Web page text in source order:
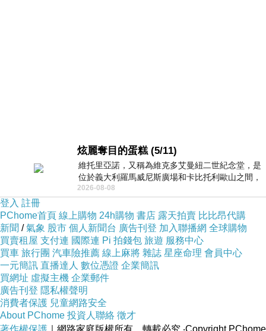
炫麗奪目的蛋糕 (5/11)
維托里亞諾，又稱為維克多艾曼紐二世紀念堂，是
位於義大利羅馬威尼斯廣場和卡比托利歐山之間，
用以紀念統一義大利統一後的的第一位國
2026-08-08
登入 註冊
PChome首頁 線上購物 24h購物 書店 露天拍賣 比比昂代購
新聞 /氣象 股市 個人新聞台 廣告刊登 加入聯播網 全球購物
買賣租屋 支付連 國際連 Pi 拍錢包 旅遊 服務中心
買車 旅行團 汽車險推薦 線上麻將 雜誌 星座命理 會員中心
一元簡訊 直播達人 數位憑證 企業簡訊
買網址 虛擬主機 企業郵件
廣告刊登 隱私權聲明
消費者保護 兒童網路安全
About PChome 投資人聯絡 徵才
著作權保護 ｜網路家庭版權所有、轉載必究 ‧Copyright PChome